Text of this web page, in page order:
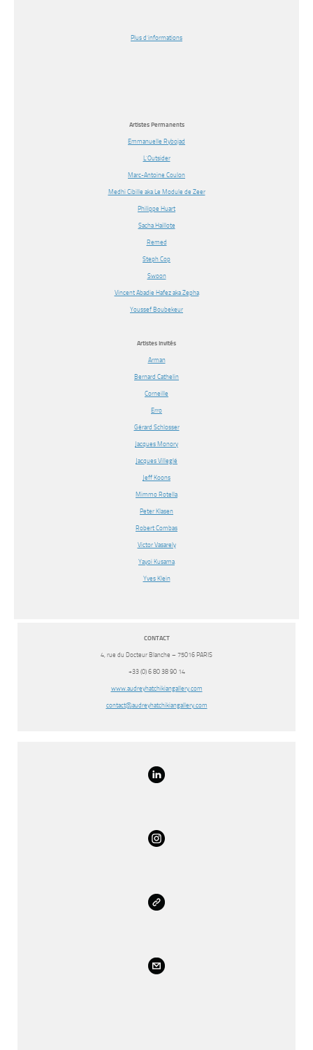
Plus d’informations
Artistes Permanents
Emmanuelle Rybojad
L’Outsider
Marc-Antoine Coulon
Medhi Cibille aka Le Module de Zeer
Philippe Huart
Sacha Haillote
Remed
Steph Cop
Swoon
Vincent Abadie Hafez aka Zepha
Youssef Boubekeur
Artistes Invités
Arman
Bernard Cathelin
Corneille
Erro
Gérard Schlosser
Jacques Monory
Jacques Villeglé
Jeff Koons
Mimmo Rotella
Peter Klasen
Robert Combas
Victor Vasarely
Yayoi Kusama
Yves Klein
CONTACT
4, rue du Docteur Blanche – 75016 PARIS
+33 (0) 6 80 38 90 14
www.audreyhatchikiangallery.com
contact@audreyhatchikiangallery.com